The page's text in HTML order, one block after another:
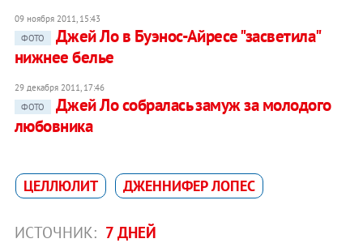
09 ноября 2011, 15:43
ФОТО
Джей Ло в Буэнос-Айресе "засветила"
нижнее белье
29 декабря 2011, 17:46
ФОТО
Джей Ло собралась замуж за молодого
любовника
ЦЕЛЛЮЛИТ ДЖЕННИФЕР ЛОПЕС
ИСТОЧНИК: 7 ДНЕЙ